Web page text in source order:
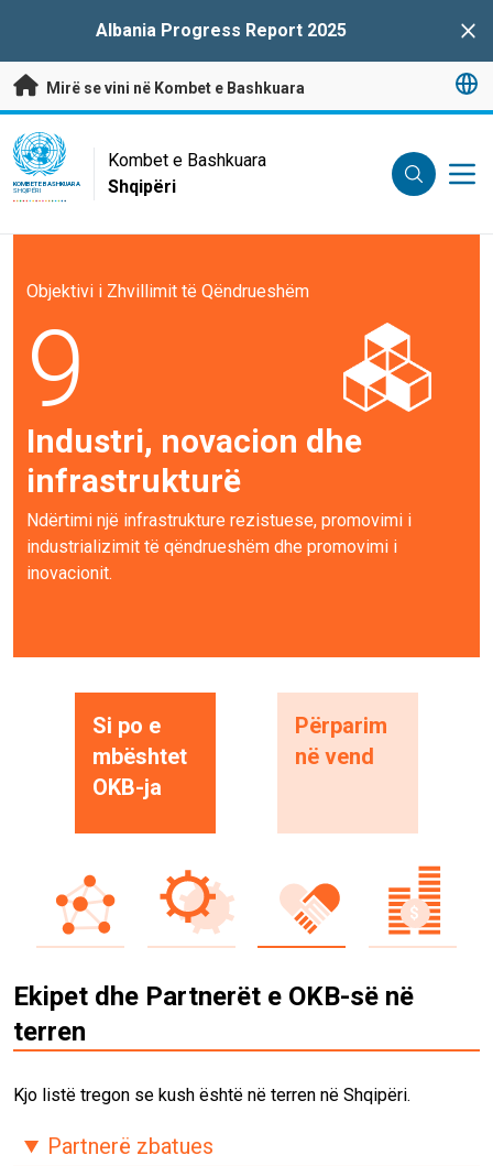
Albania Progress Report 2025
Mirë se vini në Kombet e Bashkuara
UN Logo
KOMBET E BASHKUARA
SHQIPËRI
Kombet e Bashkuara
Shqipëri
Objektivi i Zhvillimit të Qëndrueshëm
9
Industri, novacion dhe
infrastrukturë
Ndërtimi një infrastrukture rezistuese, promovimi i
industrializimit të qëndrueshëm dhe promovimi i
inovacionit.
Si po e
mbështet
OKB-ja
Përparim
në vend
Ekipet dhe Partnerët e OKB-së në
terren
Kjo listë tregon se kush është në terren në Shqipëri.
Partnerë zbatues